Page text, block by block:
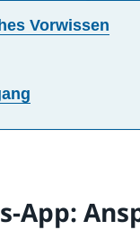
Vorwissen
App: